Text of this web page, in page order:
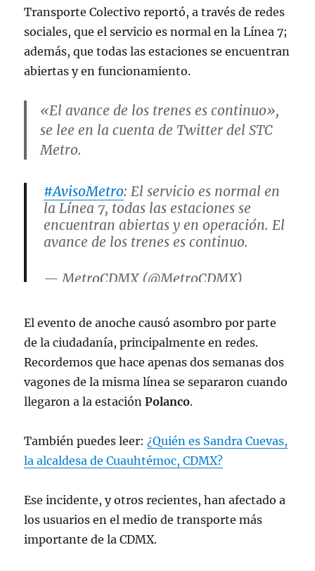
Transporte Colectivo reportó, a través de redes
sociales, que el servicio es normal en la Línea 7;
además, que todas las estaciones se encuentran
abiertas y en funcionamiento.
«El avance de los trenes es continuo»,
se lee en la cuenta de Twitter del STC
Metro.
#AvisoMetro: El servicio es normal en
la Línea 7, todas las estaciones se
encuentran abiertas y en operación. El
avance de los trenes es continuo.
— MetroCDMX (@MetroCDMX)
El evento de anoche causó asombro por parte
de la ciudadanía, principalmente en redes.
Recordemos que hace apenas dos semanas dos
vagones de la misma línea se separaron cuando
llegaron a la estaciónPolanco.
También puedes leer:¿Quién es Sandra Cuevas,
la alcaldesa de Cuauhtémoc, CDMX?
Ese incidente, y otros recientes, han afectado a
los usuarios en el medio de transporte más
importante de la CDMX.